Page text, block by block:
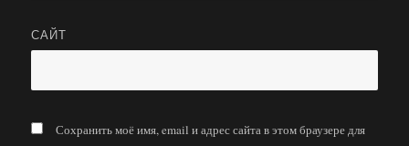
САЙТ
Сохранить моё имя, email и адрес сайта в этом браузере для